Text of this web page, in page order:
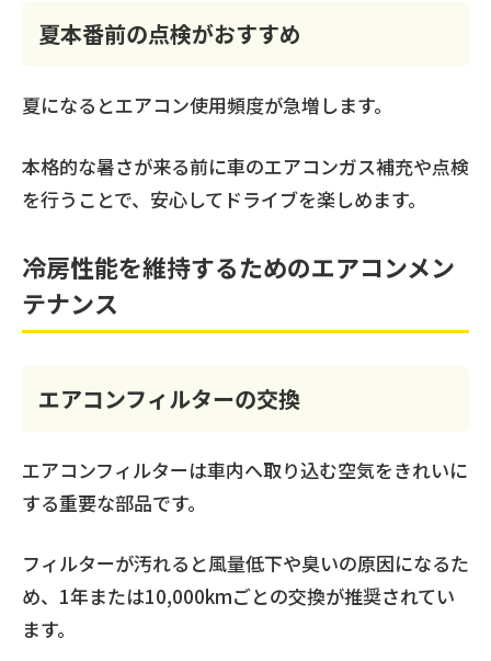
夏本番前の点検がおすすめ
夏になるとエアコン使用頻度が急増します。
本格的な暑さが来る前に車のエアコンガス補充や点検
を行うことで、安心してドライブを楽しめます。
冷房性能を維持するためのエアコンメン
テナンス
エアコンフィルターの交換
エアコンフィルターは車内へ取り込む空気をきれいに
する重要な部品です。
フィルターが汚れると風量低下や臭いの原因になるた
め、1年または10,000kmごとの交換が推奨されてい
ます。